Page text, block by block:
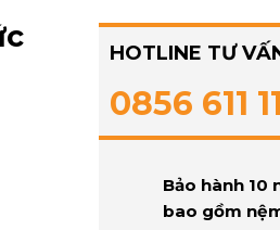
HOTLINE TƯ
0856 611
Bảo hành 10
bao gồm